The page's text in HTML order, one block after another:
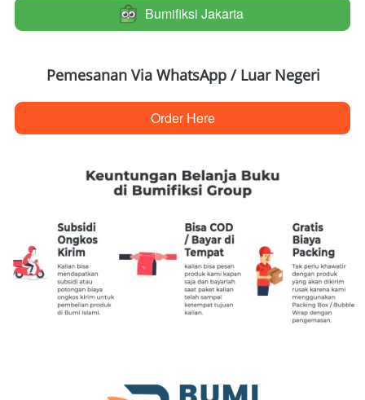
` Bumifiksi Jakarta
Pemesanan Via WhatsApp / Luar Negeri
`
Order Here